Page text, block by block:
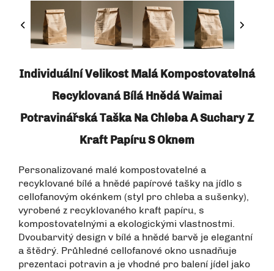
Individuální Velikost Malá Kompostovatelná
Recyklovaná Bílá Hnědá Waimai
Potravinářská Taška Na Chleba A Suchary Z
Kraft Papíru S Oknem
Personalizované malé kompostovatelné a
recyklované bílé a hnědé papírové tašky na jídlo s
cellofanovým okénkem (styl pro chleba a sušenky),
vyrobené z recyklovaného kraft papíru, s
kompostovatelnými a ekologickými vlastnostmi.
Dvoubarvitý design v bílé a hnědé barvě je elegantní
a štědrý. Průhledné cellofanové okno usnadňuje
prezentaci potravin a je vhodné pro balení jídel jako